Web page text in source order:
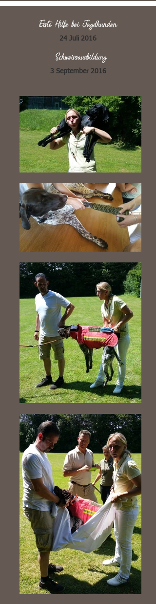
Erste Hilfe bei Jagdhunden
24 Juli 2016
Schweissausbildung
3 September 2016